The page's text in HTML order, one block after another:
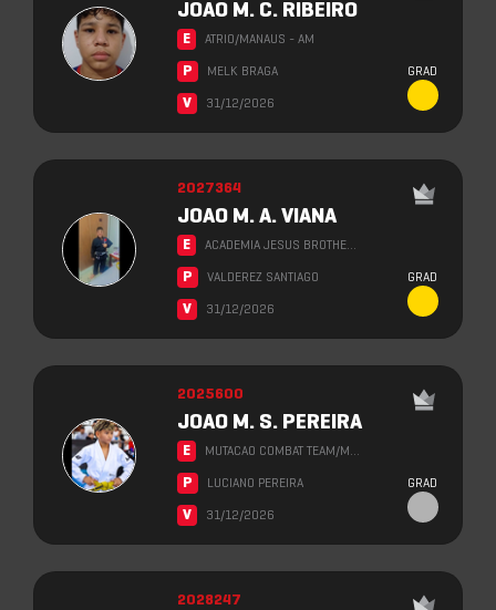
JOAO M. C. RIBEIRO
E ATRIO/MANAUS - AM
P MELK BRAGA
V 31/12/2026
GRAD
2027364
JOAO M. A. VIANA
E ACADEMIA JESUS BROTHE…
P VALDEREZ SANTIAGO
V 31/12/2026
GRAD
2025600
JOAO M. S. PEREIRA
E MUTACAO COMBAT TEAM/M…
P LUCIANO PEREIRA
V 31/12/2026
GRAD
2028247